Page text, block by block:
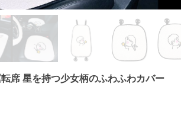
席 星を持つ少女柄のふわふわカバー